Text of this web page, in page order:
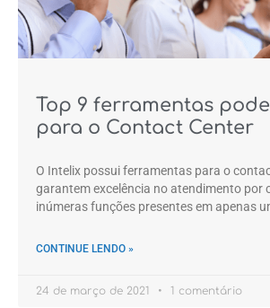
Top 9 ferramentas
para o Contact Center
O Intelix possui ferramentas para o
garantem excelência no atendimento por
inúmeras funções presentes em apenas
CONTINUE LENDO »
24 de março de 2021 1 comentário